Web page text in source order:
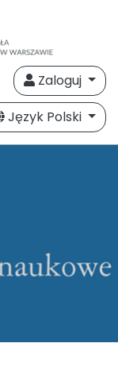
Zaloguj
Język Polski